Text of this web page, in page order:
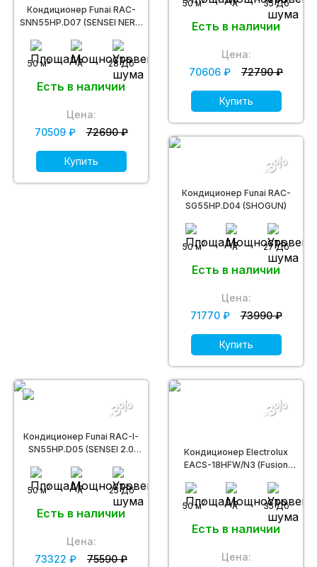
Кондиционер Funai RAC-
SNN55HP.D07 (SENSEI NERO
50 м2 A 28 Дб
Есть в наличии
Цена:
70509 ₽
72690 ₽
Купить
50 м A 35 Дб
Есть в наличии
Цена:
70606 ₽
72790 ₽
Купить
Кондиционер Funai RAC-
SG55HP.D04 (SHOGUN)
50 м2 A 27 Дб
Есть в наличии
-3%
Цена:
71770 ₽
73990 ₽
Купить
Кондиционер Funai RAC-I-
SN55HP.D05 (SENSEI 2.0
50 м2 A 25 Дб
Есть в наличии
-3%
Цена:
73322 ₽
75590 ₽
Кондиционер Electrolux
EACS-18HFW/N3 (Fusion
50 м2 A 35 Дб
Есть в наличии
-3%
Цена: